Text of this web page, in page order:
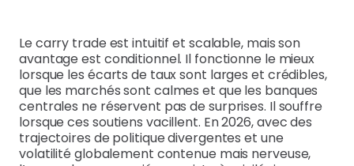
Le carry trade est intuitif et scalable, mais son
avantage est conditionnel. Il fonctionne le mieux
lorsque les écarts de taux sont larges et crédibles,
que les marchés sont calmes et que les banques
centrales ne réservent pas de surprises. Il souffre
lorsque ces soutiens vacillent. En 2026, avec des
trajectoires de politique divergentes et une
volatilité globalement contenue mais nerveuse,